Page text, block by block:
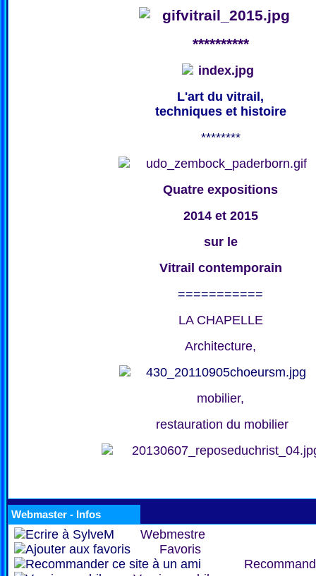
**********
L'art du vitrail,
techniques et histoire
********
Quatre expositions
2014 et 2015
sur le
Vitrail contemporain
===========
LA CHAPELLE
Architecture,
mobilier,
restauration du mobilier
Webmaster - Infos
Webmestre
Favoris